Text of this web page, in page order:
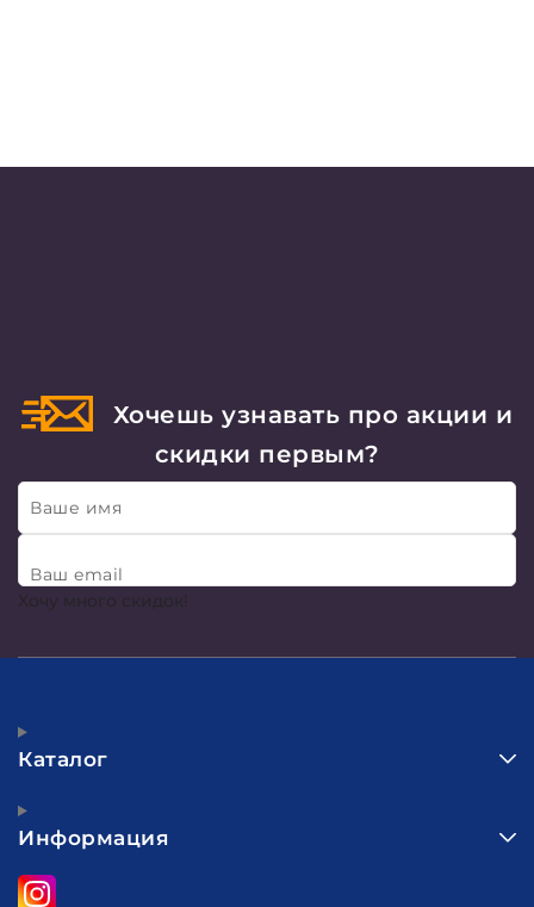
Хочешь узнавать про акции и
скидки первым?
Ваше имя
Ваш email
Хочу много скидок!
Каталог
Информация